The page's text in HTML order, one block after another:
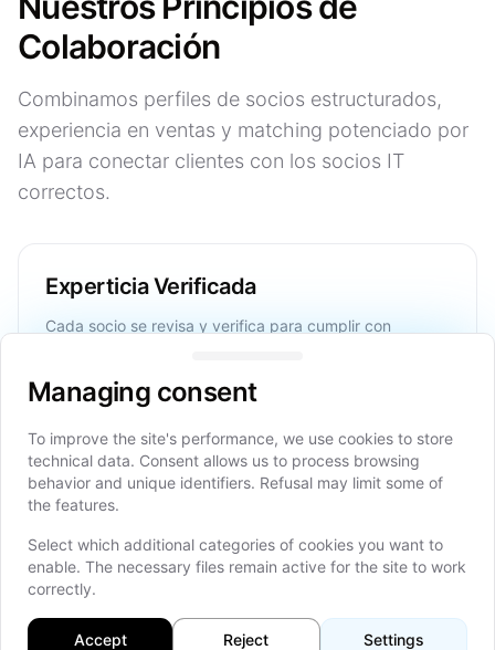
Colaboración
Combinamos perfiles de socios estructurados,
experiencia en ventas y matching potenciado por
IA para conectar clientes con los socios IT
correctos.
Experticia Verificada
Cada socio se revisa y verifica para cumplir con
Matching Inteligente
Nuestros equipos de ventas y agentes potenciados por
IA identifican matches más rápidos y mejor ajustados
Ejecución Escalable
Managing consent
Managing consent
To improve the site's performance, we use cookies to store
technical data. Consent allows us to process browsing
behavior and unique identifiers. Refusal may limit some of
the features.
Select which additional categories of cookies you want to
enable. The necessary files remain active for the site to work
correctly.
Accept Reject Settings